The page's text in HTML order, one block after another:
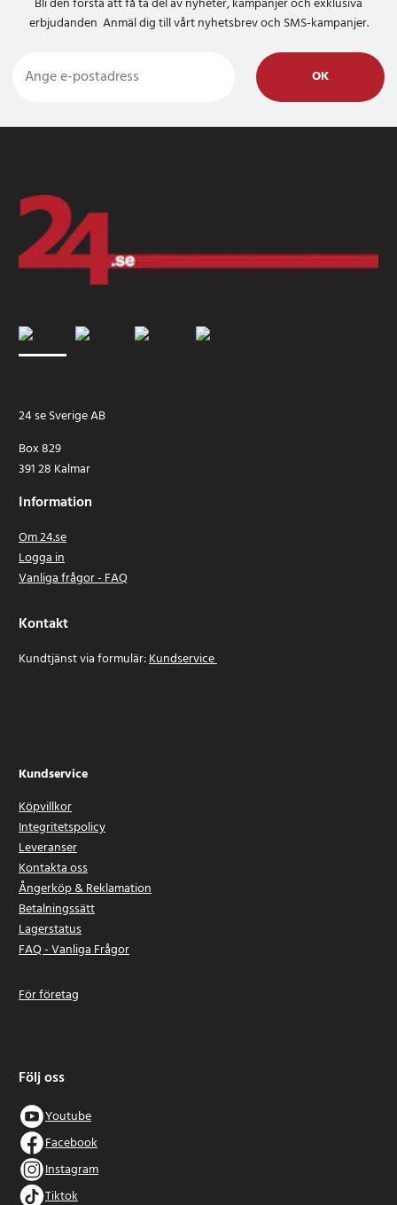
erbjudanden Anmäl dig till vårt nyhetsbrev och SMS-kampanjer.
OK
24 se Sverige AB
Box 829
391 28 Kalmar
Information
Om 24.se
Logga in
Vanliga frågor - FAQ
Kontakt
Kundtjänst via formulär:Kundservice
Kundservice
Köpvillkor
Integritetspolicy
Leveranser
Kontakta oss
Ångerköp & Reklamation
Betalningssätt
Lagerstatus
FAQ - Vanliga Frågor
För företag
Följ oss
Youtube
Facebook
Instagram
Tiktok